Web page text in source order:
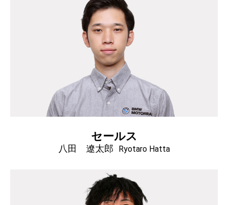
セールス
八田 遼太郎 Ryotaro Hatta